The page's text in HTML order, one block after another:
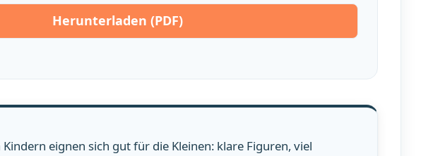
Herunterladen (PDF)
eignen sich gut für die Kleinen: klare Figuren, viel